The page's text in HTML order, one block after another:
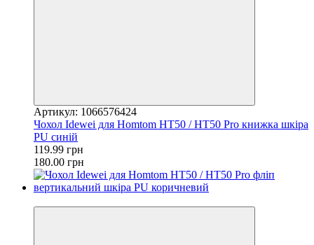
Артикул: 1066576424
Чохол Idewei для Homtom HT50 / HT50 Pro книжка шкіра
PU синій
119.99 грн
180.00 грн